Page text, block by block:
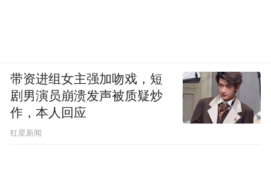
带资进组女主强加吻戏，短
剧男演员崩溃发声被质疑炒
作，本人回应
​红星新闻